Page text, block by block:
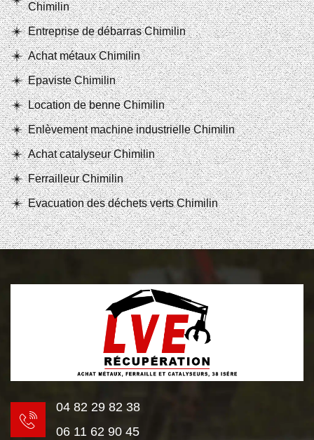
Chimilin
Entreprise de débarras Chimilin
Achat métaux Chimilin
Epaviste Chimilin
Location de benne Chimilin
Enlèvement machine industrielle Chimilin
Achat catalyseur Chimilin
Ferrailleur Chimilin
Evacuation des déchets verts Chimilin
04 82 29 82 38
06 11 62 90 45